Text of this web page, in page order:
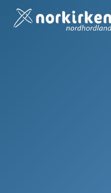
innholdet